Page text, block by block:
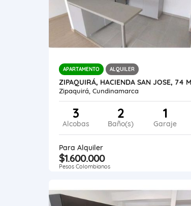
APARTAMENTO ALQUILER
Zipaquirá, Cundinamarca
3
Alcobas
2
Baño(s)
1
Garaje
Para Alquiler
$1.600.000
Pesos Colombianos